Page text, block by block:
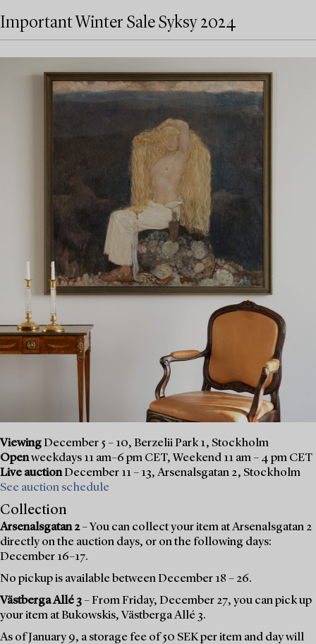
Important Winter Sale Syksy 2024
ViewingDecember 5 – 10, Berzelii Park 1, Stockholm
Openweekdays 11 am–6 pm CET, Weekend 11 am – 4 pm CET
Live auctionDecember 11 – 13, Arsenalsgatan 2, Stockholm
See auction schedule
Collection
Arsenalsgatan 2– You can collect your item at Arsenalsgatan 2
directly on the auction days, or on the following days:
December 16–17.
No pickup is available between December 18 – 26.
Västberga Allé 3– From Friday, December 27, you can pick up
your item at Bukowskis, Västberga Allé 3.
As of January 9, a storage fee of 50 SEK per item and day will